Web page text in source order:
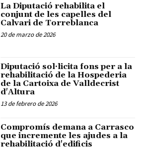
La Diputació rehabilita el
conjunt de les capelles del
Calvari de Torreblanca
20 de marzo de 2026
Diputació sol·licita fons per a la
rehabilitació de la Hospederia
de la Cartoixa de Valldecrist
d'Altura
13 de febrero de 2026
Compromís demana a Carrasco
que incremente les ajudes a la
rehabilitació d'edificis